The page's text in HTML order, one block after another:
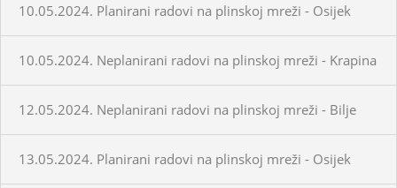
10.05.2024. Planirani radovi na plinskoj mreži - Osijek
10.05.2024. Neplanirani radovi na plinskoj mreži - Krapina
12.05.2024. Neplanirani radovi na plinskoj mreži - Bilje
13.05.2024. Planirani radovi na plinskoj mreži - Osijek